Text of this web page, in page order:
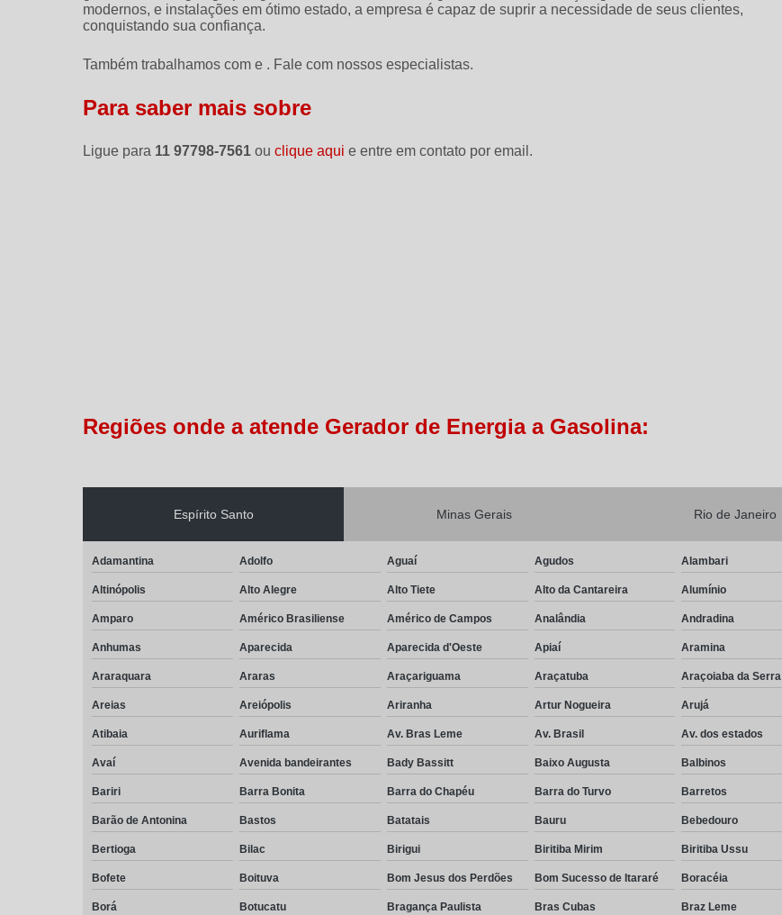
modernos, e instalações em ótimo estado, a empresa é capaz de suprir a necessidade de seus clientes,
conquistando sua confiança.
Também trabalhamos com e . Fale com nossos especialistas.
Para saber mais sobre
Ligue para 11 97798-7561 ou clique aqui e entre em contato por email.
Regiões onde a atende Gerador de Energia a Gasolina:
Espírito Santo Minas Gerais Rio de Janeiro
Adamantina Adolfo Aguaí Agudos Alambari
Altinópolis Alto Alegre Alto Tiete Alto da Cantareira Alumínio
Amparo Américo Brasiliense Américo de Campos Analândia Andradina
Anhumas Aparecida Aparecida d'Oeste Apiaí Aramina
Araraquara Araras Araçariguama Araçatuba Araçoiaba da Serra
Areias Areiópolis Ariranha Artur Nogueira Arujá
Atibaia Auriflama Av. Bras Leme Av. Brasil Av. dos estados
Avaí Avenida bandeirantes Bady Bassitt Baixo Augusta Balbinos
Bariri Barra Bonita Barra do Chapéu Barra do Turvo Barretos
Barão de Antonina Bastos Batatais Bauru Bebedouro
Bertioga Bilac Birigui Biritiba Mirim Biritiba Ussu
Bofete Boituva Bom Jesus dos Perdões Bom Sucesso de Itararé Boracéia
Borá Botucatu Bragança Paulista Bras Cubas Braz Leme